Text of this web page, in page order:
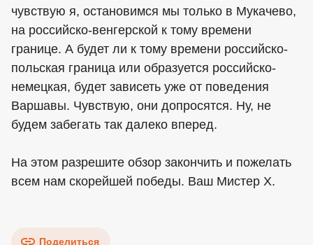
чувствую я, остановимся мы только в Мукачево,
на российско-венгерской к тому времени
границе. А будет ли к тому времени российско-
польская граница или образуется российско-
немецкая, будет зависеть уже от поведения
Варшавы. Чувствую, они допросятся. Ну, не
будем забегать так далеко вперед.
На этом разрешите обзор закончить и пожелать
всем нам скорейшей победы. Ваш Мистер Х.
Поделиться